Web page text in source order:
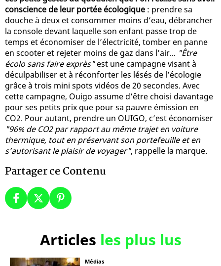
conscience de leur portée écologique : prendre sa
douche à deux et consommer moins d’eau, débrancher
la console devant laquelle son enfant passe trop de
temps et économiser de l’électricité, tomber en panne
en scooter et rejeter moins de gaz dans l’air... "Être
écolo sans faire exprès"est une campagne visant à
déculpabiliser et à réconforter les lésés de l’écologie
grâce à trois mini spots vidéos de 20 secondes. Avec
cette campagne, Ouigo assume d’être choisi davantage
pour ses petits prix que pour sa pauvre émission en
CO2. Pour autant, prendre un OUIGO, c’est économiser
"96% de CO2 par rapport au même trajet en voiture
thermique, tout en préservant son portefeuille et en
s’autorisant le plaisir de voyager", rappelle la marque.
Partager ce Contenu
Articles les plus lus
Médias